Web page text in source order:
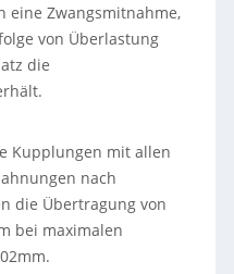
eine Zwangsmitnahme,
von Überlastung
die
Kupplungen mit allen
nach
die Übertragung von
bei maximalen